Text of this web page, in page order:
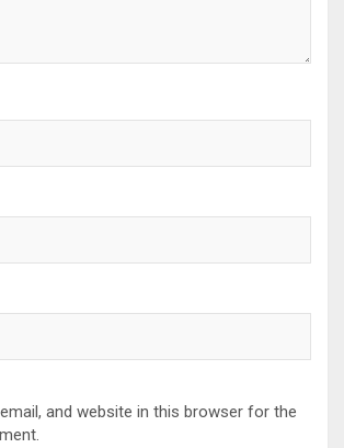
and website in this browser for the